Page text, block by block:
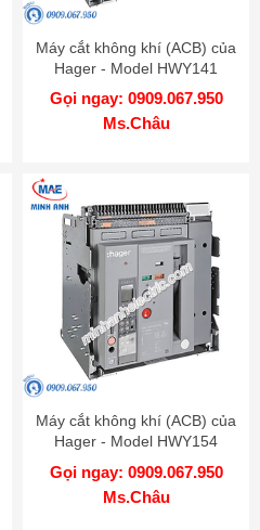
Máy cắt không khí (ACB) của
Hager - Model HWY141
Gọi ngay: 0909.067.950
Ms.Châu
Máy cắt không khí (ACB) của
Hager - Model HWY154
Gọi ngay: 0909.067.950
Ms.Châu